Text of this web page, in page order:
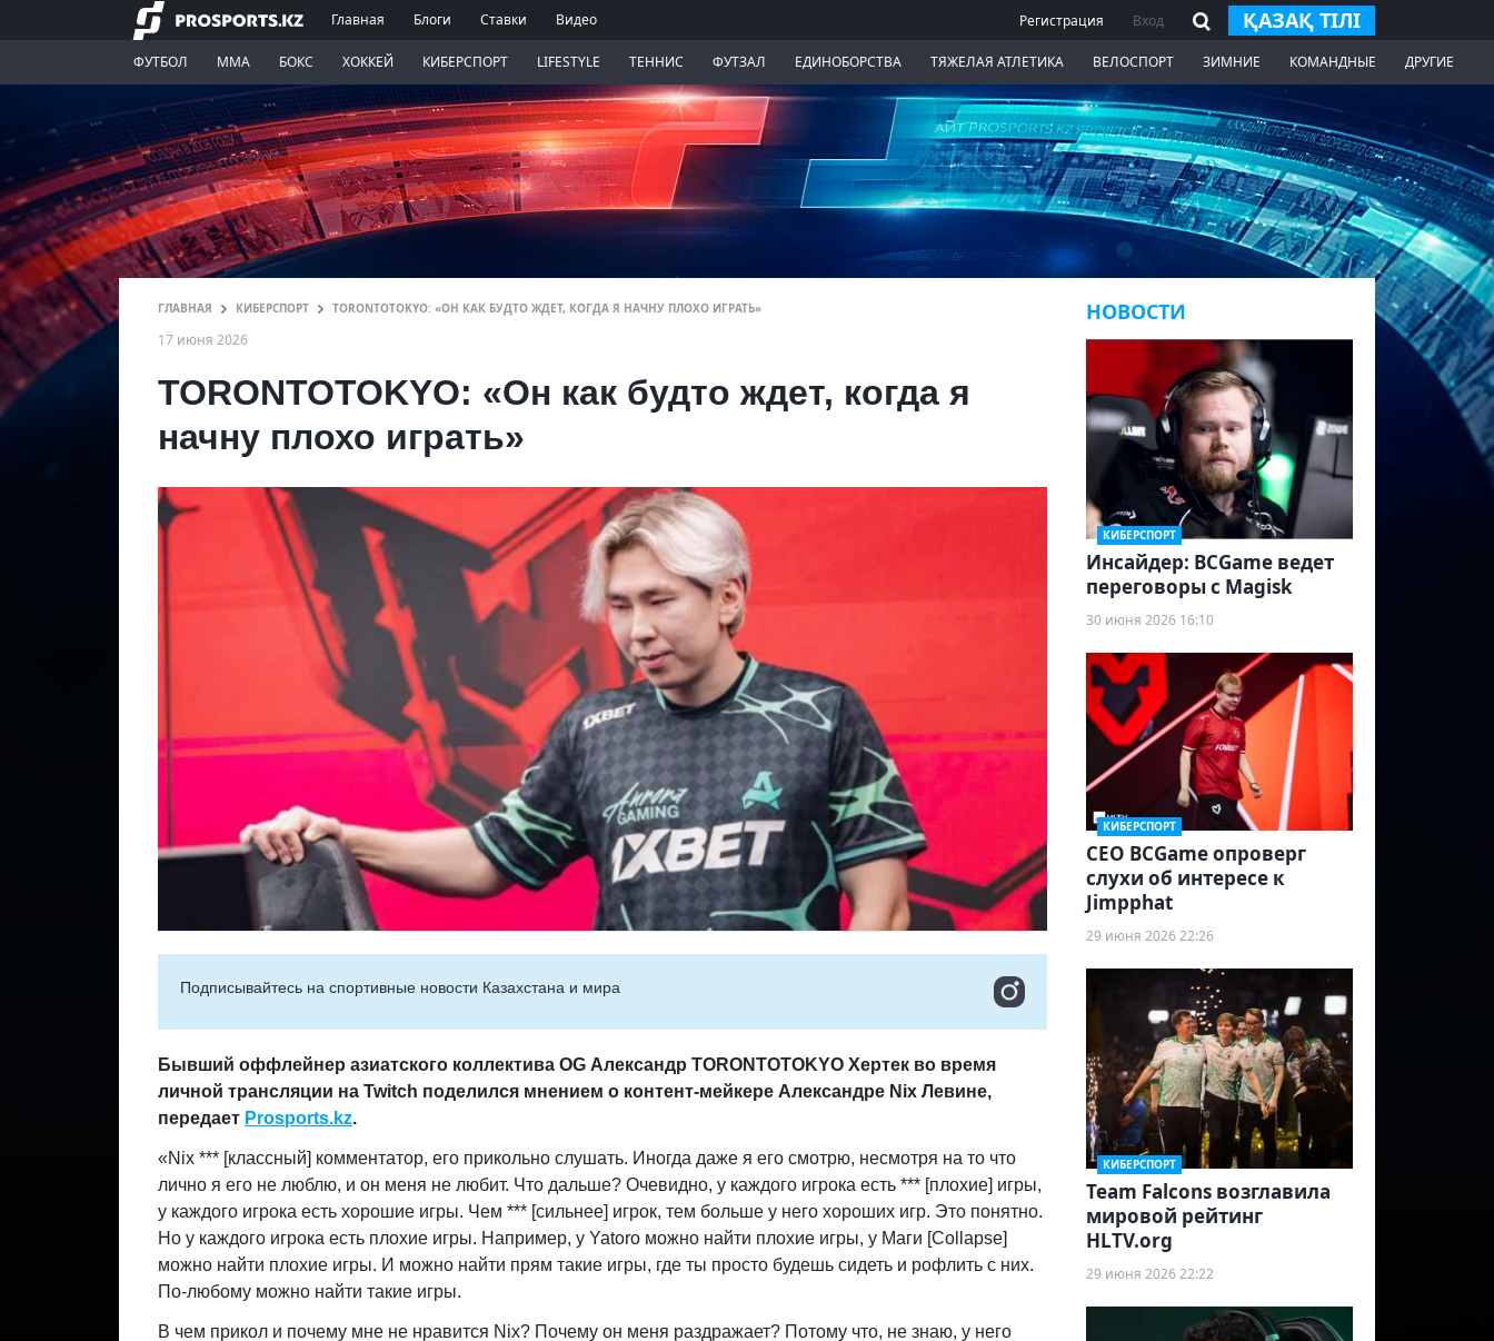
Главная Блоги Ставки Видео Регистрация Вход ҚАЗАҚ ТІЛІ
ФУТБОЛ ММА БОКС ХОККЕЙ КИБЕРСПОРТ LIFESTYLE ТЕННИС ФУТЗАЛ ЕДИНОБОРСТВА ТЯЖЕЛАЯ АТЛЕТИКА ВЕЛОСПОРТ ЗИМНИЕ КОМАНДНЫЕ ДРУГИЕ
ГЛАВНАЯ КИБЕРСПОРТ TORONTOTOKYO: «ОН КАК БУДТО ЖДЕТ, КОГДА Я НАЧНУ ПЛОХО ИГРАТЬ»
17 июня 2026
TORONTOTOKYO: «Он как будто ждет, когда я
начну плохо играть»
Подписывайтесь на cпортивные новости Казахстана и мира
Бывший оффлейнер азиатского коллектива OG Александр TORONTOTOKYO Хертек во время
личной трансляции на Twitch поделился мнением о контент-мейкере Александре Nix Левине,
передает Prosports.kz.
«Nix *** [классный] комментатор, его прикольно слушать. Иногда даже я его смотрю, несмотря на то что
лично я его не люблю, и он меня не любит. Что дальше? Очевидно, у каждого игрока есть *** [плохие] игры,
у каждого игрока есть хорошие игры. Чем *** [сильнее] игрок, тем больше у него хороших игр. Это понятно.
Но у каждого игрока есть плохие игры. Например, у Yatoro можно найти плохие игры, у Маги [Collapse]
можно найти плохие игры. И можно найти прям такие игры, где ты просто будешь сидеть и рофлить с них.
По-любому можно найти такие игры.
В чем прикол и почему мне не нравится Nix? Почему он меня раздражает? Потому что, не знаю, у него
НОВОСТИ
КИБЕРСПОРТ
Инсайдер: BCGame ведет
переговоры с Magisk
30 июня 2026 16:10
КИБЕРСПОРТ
CEO BCGame опроверг
слухи об интересе к
Jimpphat
29 июня 2026 22:26
КИБЕРСПОРТ
Team Falcons возглавила
мировой рейтинг
HLTV.org
29 июня 2026 22:22